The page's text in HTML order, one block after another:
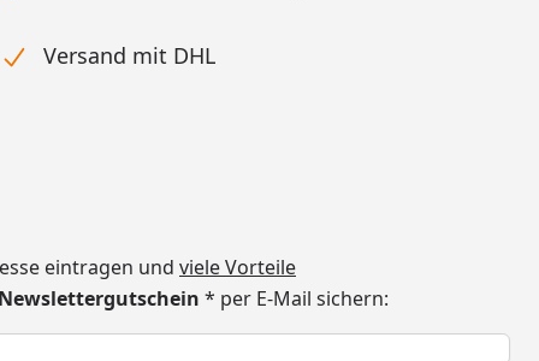
Versand mit DHL
eintragen und viele Vorteile
* per E-Mail sichern: